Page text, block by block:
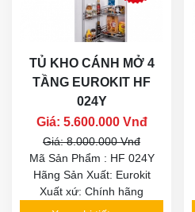
TỦ KHO CÁNH MỞ 4
TẦNG EUROKIT HF
024Y
Giá: 5.600.000 Vnđ
Giá: 8.000.000 Vnđ
Mã Sản Phẩm : HF 024Y
Hãng Sản Xuất: Eurokit
Xuất xứ: Chính hãng